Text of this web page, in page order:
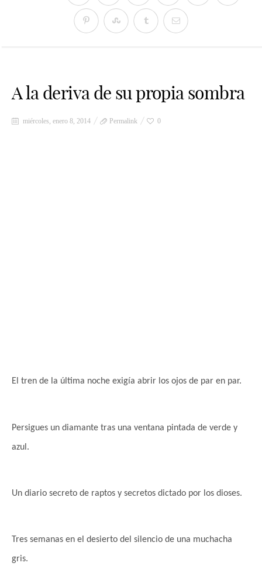
A la deriva de su propia sombra
miércoles, enero 8, 2014 Permalink 0
El tren de la última noche exigía abrir los ojos de par en par.
Persigues un diamante tras una ventana pintada de verde y
azul.
Un diario secreto de raptos y secretos dictado por los dioses.
Tres semanas en el desierto del silencio de una muchacha
gris.